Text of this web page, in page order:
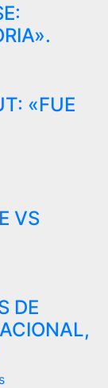
«FUE
VS
DE